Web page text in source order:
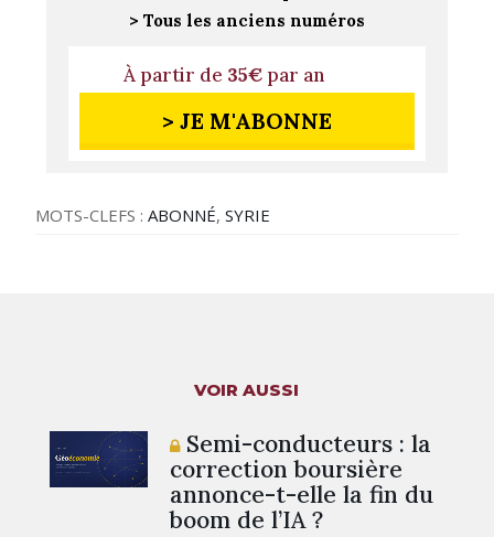
> Tous les anciens numéros
À partir de 35€par an
> JE M'ABONNE
MOTS-CLEFS :ABONNÉ,SYRIE
VOIR AUSSI
Semi-conducteurs : la
correction boursière
annonce-t-elle la fin du
boom de l’IA ?